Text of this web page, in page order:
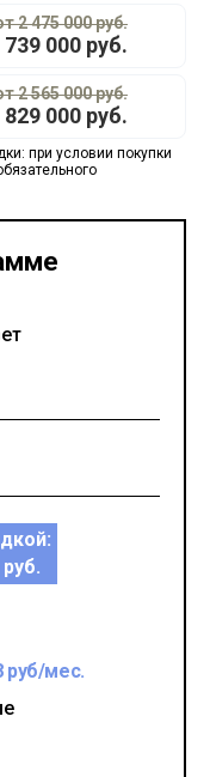
2 475 000 руб.
739 000 руб.
2 565 000 руб.
829 000 руб.
при условии покупки
руб/мес.